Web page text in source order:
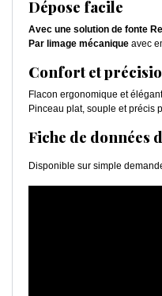
Dépose facile
Avec une solution de fonte
Par limage mécanique avec
Confort et
Flacon ergonomique et élégant
Pinceau plat, souple et précis
Fiche de données
Disponible sur simple